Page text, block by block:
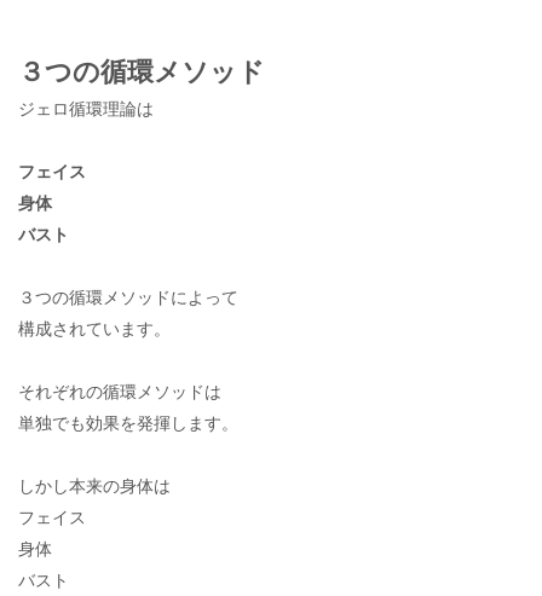
３つの循環メソッド
ジェロ循環理論は
フェイス
身体
バスト
３つの循環メソッドによって
構成されています。
それぞれの循環メソッドは
単独でも効果を発揮します。
しかし本来の身体は
フェイス
身体
バスト